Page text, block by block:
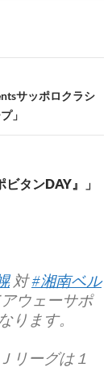
サッポロクラシ
」
タンDAY』」
対#湘南ベル
ウェーサポ
ります。
リーグは１